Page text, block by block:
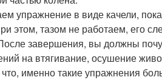
упражнение в виде качели,
этом, тазом не работаем, его
завершения, вы должны
на втягивание, осушение
именно такие упражнения